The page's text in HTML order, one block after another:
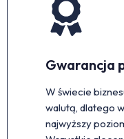
Gwarancja
W świecie
walutą, dlatego
najwyższy